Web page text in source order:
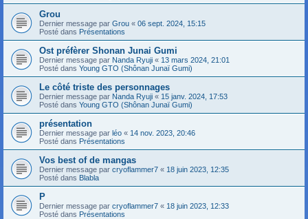
Grou
Dernier message par Grou « 06 sept. 2024, 15:15
Posté dans Présentations
Ost préfèrer Shonan Junai Gumi
Dernier message par Nanda Ryuji « 13 mars 2024, 21:01
Posté dans Young GTO (Shônan Junaï Gumi)
Le côté triste des personnages
Dernier message par Nanda Ryuji « 15 janv. 2024, 17:53
Posté dans Young GTO (Shônan Junaï Gumi)
présentation
Dernier message par léo « 14 nov. 2023, 20:46
Posté dans Présentations
Vos best of de mangas
Dernier message par cryoflammer7 « 18 juin 2023, 12:35
Posté dans Blabla
P
Dernier message par cryoflammer7 « 18 juin 2023, 12:33
Posté dans Présentations